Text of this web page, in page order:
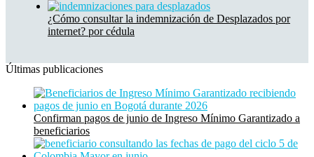
¿Cómo consultar la indemnización de Desplazados por
internet? por cédula
Últimas publicaciones
Confirman pagos de junio de Ingreso Mínimo Garantizado a
beneficiarios